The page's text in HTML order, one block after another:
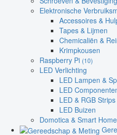
Elektronische
Accessoires &
Tapes & Lijmen
Chemicaliën &
Krimpkousen
Raspberry Pi (10)
LED Verlichting
LED Lampen &
LED
LED & RGB Strips
LED Buizen
Domotica & Smart Home